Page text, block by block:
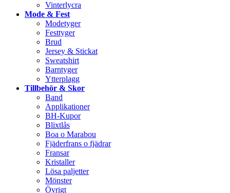
Vinterlycra
Mode & Fest
Modetyger
Festtyger
Brud
Jersey & Stickat
Sweatshirt
Barntyger
Ytterplagg
Tillbehör & Skor
Band
Applikationer
BH-Kupor
Blixtlås
Boa o Marabou
Fjäderfrans o fjädrar
Fransar
Kristaller
Lösa paljetter
Mönster
Övrigt